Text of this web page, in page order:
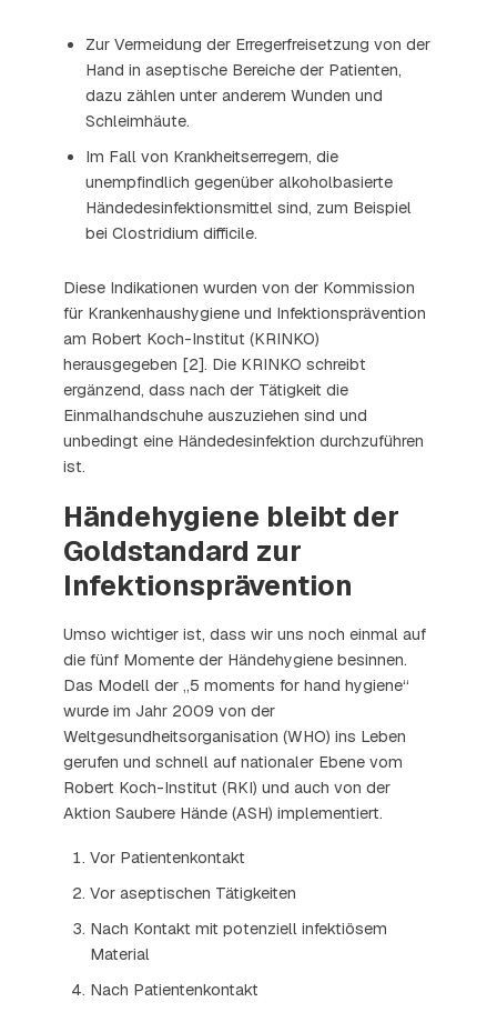
Zur Vermeidung der Erregerfreisetzung von der
Hand in aseptische Bereiche der Patienten,
dazu zählen unter anderem Wunden und
Schleimhäute.
Im Fall von Krankheitserregern, die
unempfindlich gegenüber alkoholbasierte
Händedesinfektionsmittel sind, zum Beispiel
bei Clostridium difficile.
Diese Indikationen wurden von der Kommission
für Krankenhaushygiene und Infektionsprävention
am Robert Koch-Institut (KRINKO)
herausgegeben [2]. Die KRINKO schreibt
ergänzend, dass nach der Tätigkeit die
Einmalhandschuhe auszuziehen sind und
unbedingt eine Händedesinfektion durchzuführen
ist.
Händehygiene bleibt der
Goldstandard zur
Infektionsprävention
Umso wichtiger ist, dass wir uns noch einmal auf
die fünf Momente der Händehygiene besinnen.
Das Modell der „5 moments for hand hygiene“
wurde im Jahr 2009 von der
Weltgesundheitsorganisation (WHO) ins Leben
gerufen und schnell auf nationaler Ebene vom
Robert Koch-Institut (RKI) und auch von der
Aktion Saubere Hände (ASH) implementiert.
Vor Patientenkontakt
Vor aseptischen Tätigkeiten
Nach Kontakt mit potenziell infektiösem
Material
Nach Patientenkontakt